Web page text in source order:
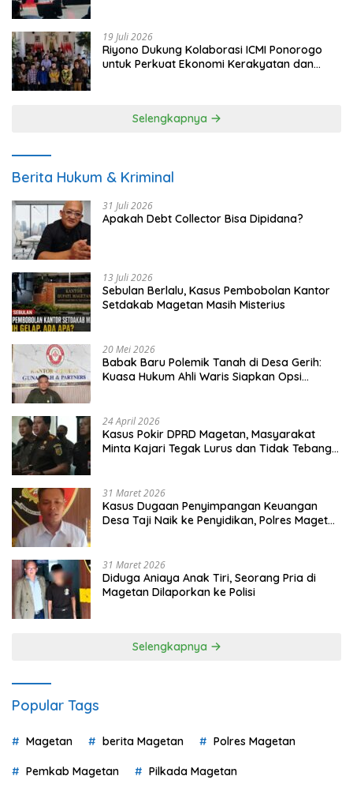
19 Juli 2026
Riyono Dukung Kolaborasi ICMI Ponorogo
untuk Perkuat Ekonomi Kerakyatan dan
Selengkapnya
Berita Hukum & Kriminal
31 Juli 2026
Apakah Debt Collector Bisa Dipidana?
13 Juli 2026
Sebulan Berlalu, Kasus Pembobolan Kantor
Setdakab Magetan Masih Misterius
20 Mei 2026
Babak Baru Polemik Tanah di Desa Gerih:
Kuasa Hukum Ahli Waris Siapkan Opsi
24 April 2026
Kasus Pokir DPRD Magetan, Masyarakat
Minta Kajari Tegak Lurus dan Tidak Tebang
31 Maret 2026
Kasus Dugaan Penyimpangan Keuangan
Desa Taji Naik ke Penyidikan, Polres Magetan
31 Maret 2026
Diduga Aniaya Anak Tiri, Seorang Pria di
Magetan Dilaporkan ke Polisi
Selengkapnya
Popular Tags
Magetan berita Magetan Polres Magetan
Pemkab Magetan Pilkada Magetan